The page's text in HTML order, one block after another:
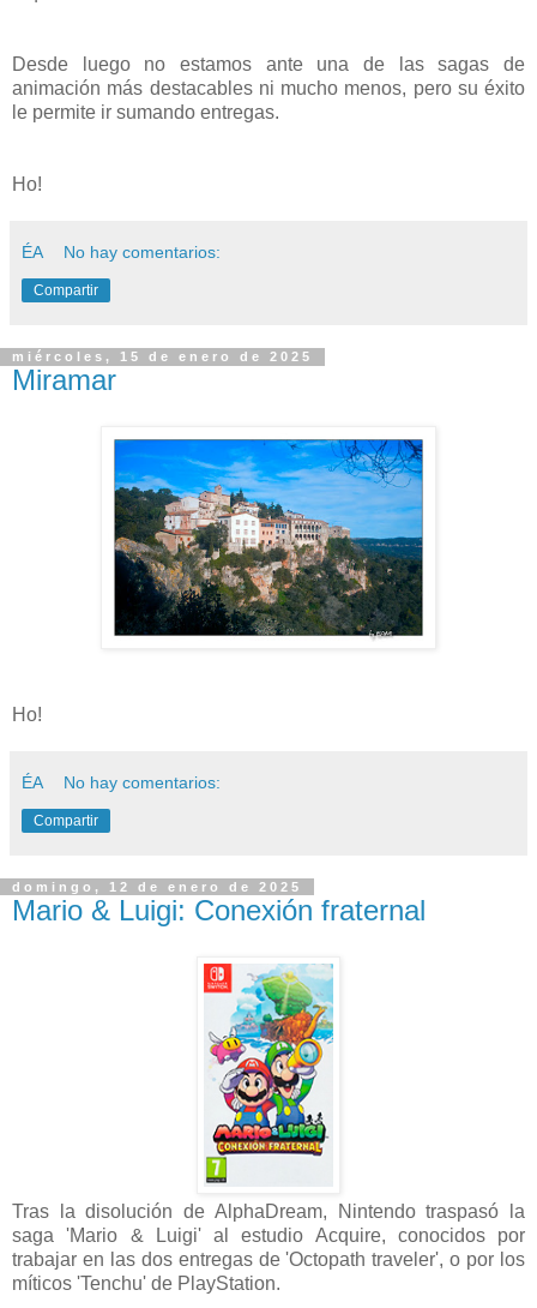
Desde luego no estamos ante una de las sagas de
animación más destacables ni mucho menos, pero su éxito
le permite ir sumando entregas.
Ho!
ÉA No hay comentarios:
Compartir
miércoles, 15 de enero de 2025
Miramar
Ho!
ÉA No hay comentarios:
Compartir
domingo, 12 de enero de 2025
Mario & Luigi: Conexión fraternal
Tras la disolución de AlphaDream, Nintendo traspasó la
saga 'Mario & Luigi' al estudio Acquire, conocidos por
trabajar en las dos entregas de 'Octopath traveler', o por los
míticos 'Tenchu' de PlayStation.